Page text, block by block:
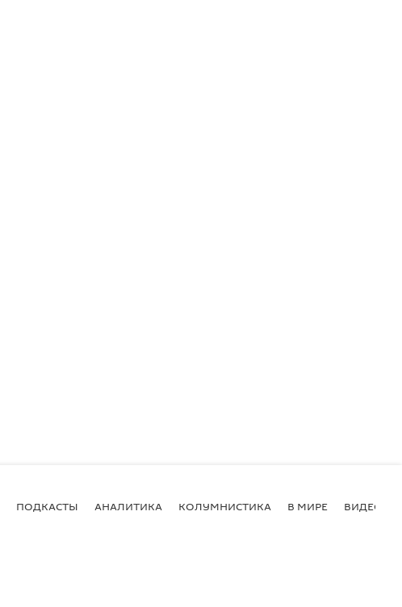
ПОДКАСТЫ АНАЛИТИКА КОЛУМНИСТИКА В МИРЕ ВИДЕО